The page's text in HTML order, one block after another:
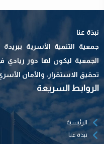
نبذة عنا
جمعية التنمية الأسرية
الجمعية ليكون لها دور
تحقيق الاستقرار، والأمان
الروابط السريعة
الرئيسية
نبذة عنا